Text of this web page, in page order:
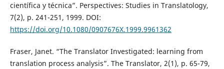
científica y técnica”. Perspectives: Studies in Translatology,
7(2), p. 241-251, 1999. DOI:
https://doi.org/10.1080/0907676X.1999.9961362
Fraser, Janet. “The Translator Investigated: learning from
translation process analysis”. The Translator, 2(1), p. 65-79,